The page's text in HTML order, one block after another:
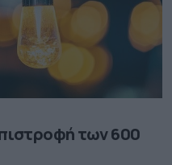
των 600